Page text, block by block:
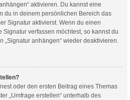
aktivieren. Du kannst eine
du in deinem persönlichen Bereich das
Signatur aktivierst. Wenn du einen
verfassen möchtest, so kannst du
„Signatur anhängen“ wieder deaktivieren.
oder den ersten Beitrag eines Themas
„Umfrage erstellen“ unterhalb des